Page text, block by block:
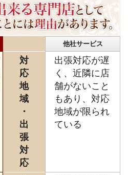
他社サービス
対
応
地
域
・
出
張
対
応
出張対応が遅
く、近隣に店
舗がないこと
もあり、対応
地域が限られ
ている